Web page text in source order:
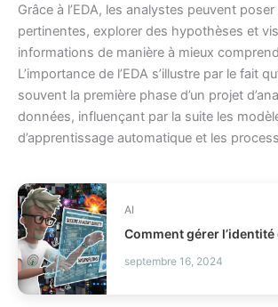
Grâce à l’EDA, les analystes peuvent
pertinentes, explorer des hypothèses et
informations de manière à mieux
L’importance de l’EDA s’illustre par le fait
souvent la première phase d’un projet
données, influençant par la suite les
d’apprentissage automatique et les
AI
septembre 16, 2024